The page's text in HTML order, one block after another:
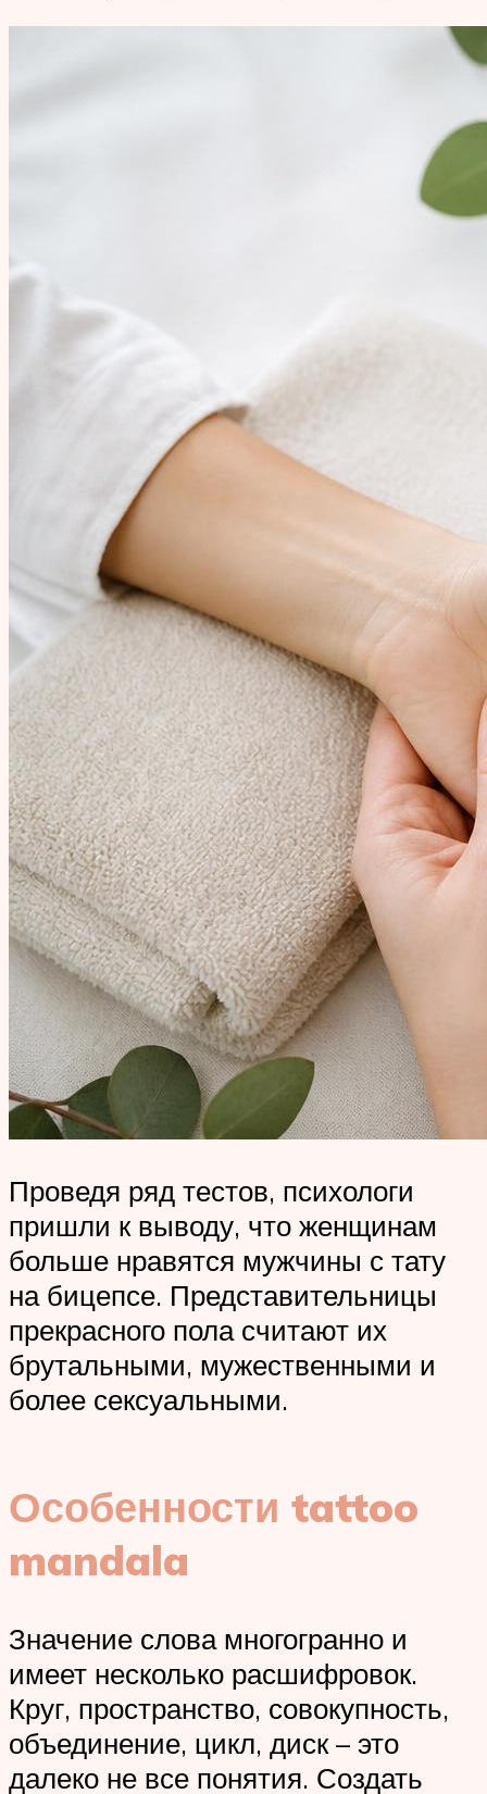
Проведя ряд тестов, психологи
пришли к выводу, что женщинам
больше нравятся мужчины с тату
на бицепсе. Представительницы
прекрасного пола считают их
брутальными, мужественными и
более сексуальными.
Особенности tattoo
mandala
Значение слова многогранно и
имеет несколько расшифровок.
Круг, пространство, совокупность,
объединение, цикл, диск – это
далеко не все понятия. Создать